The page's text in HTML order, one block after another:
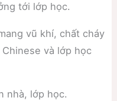
tới lớp học.
vũ khí, chất cháy
và lớp học
nhà, lớp học.